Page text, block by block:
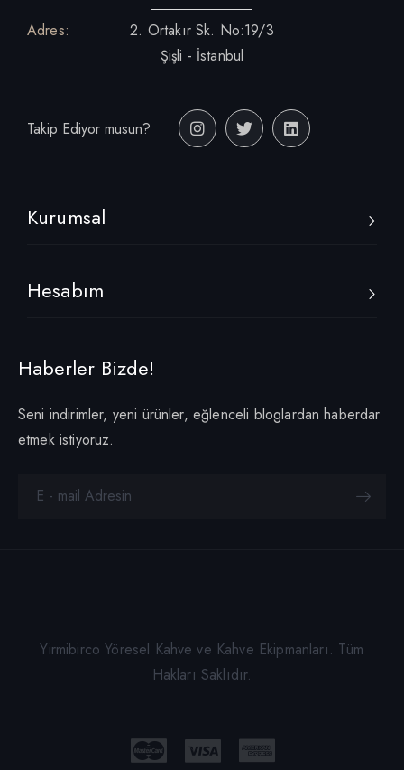
Adres:
2. Ortakır Sk. No:19/3
Şişli - İstanbul
Takip Ediyor musun?
Kurumsal
Hesabım
Haberler Bizde!
Seni indirimler, yeni ürünler, eğlenceli bloglardan haberdar
etmek istiyoruz.
Yirmibirco Yöresel Kahve ve Kahve Ekipmanları. Tüm
Hakları Saklıdır.